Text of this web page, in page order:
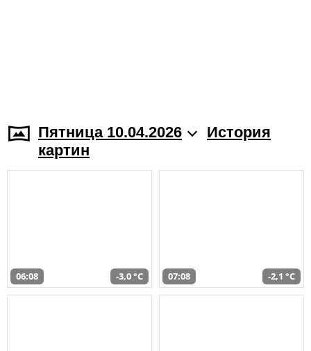
Пятница 10.04.2026
История
картин
06:08 -3,0 °C 07:08 -2,1 °C